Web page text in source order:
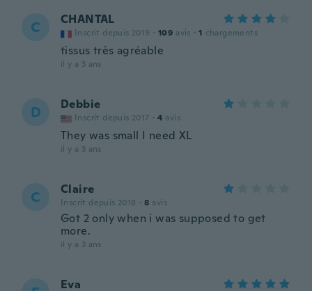
C CHANTAL
Inscrit depuis 2019 · 109 avis · 1 chargements
tissus très agréable
il y a 3 ans
D Debbie
Inscrit depuis 2017 · 4 avis
They was small I need XL
il y a 3 ans
C Claire
Inscrit depuis 2018 · 8 avis
Got 2 only when i was supposed to get
more.
il y a 3 ans
Eva